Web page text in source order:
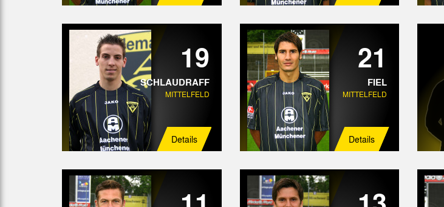
19
SCHLAUDRAFF
MITTELFELD
Details
21
FIEL
MITTELFELD
Details